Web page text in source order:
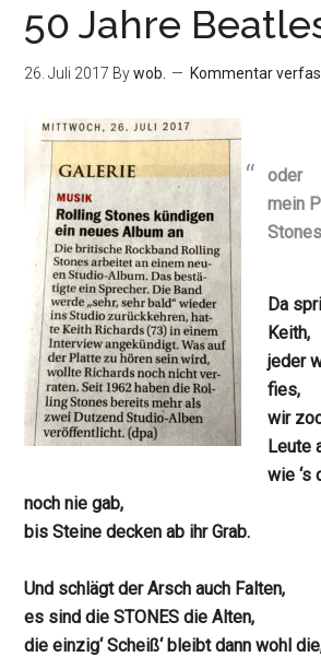
50 Jahre
26. Juli 2017 Bywob. Kommentar
oder
mein
Da
Keith,
jeder
fies,
wir
Leute
wie ‘s
noch nie gab,
bis Steine decken ab ihr Grab.
Und schlägt der Arsch auch Falten,
es sind die STONES die Alten,
die einzig‘ Scheiß‘ bleibt dann wohl